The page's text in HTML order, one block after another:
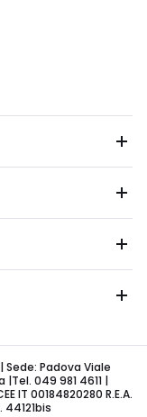
Sede: Padova Viale
049 981 4611 |
IT 00184820280 R.E.A.